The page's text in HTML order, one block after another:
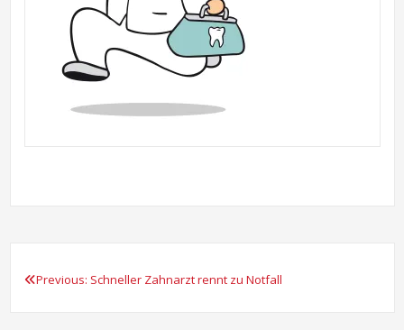
Beitragsnavigation
Previous: Schneller Zahnarzt rennt zu Notfall